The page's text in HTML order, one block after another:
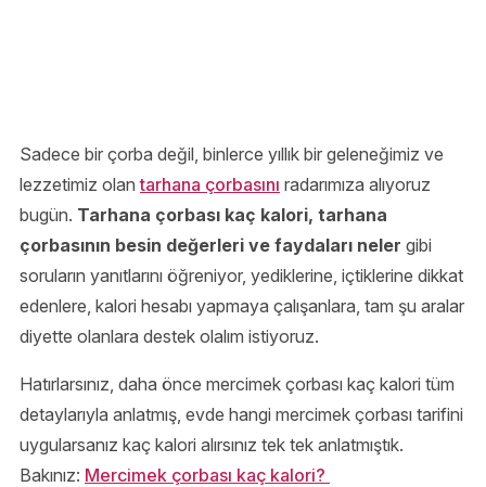
Sadece bir çorba değil, binlerce yıllık bir geleneğimiz ve
lezzetimiz olantarhana çorbasını radarımıza alıyoruz
bugün. Tarhana çorbası kaç kalori, tarhana
çorbasının besin değerleri ve faydaları neler gibi
soruların yanıtlarını öğreniyor, yediklerine, içtiklerine dikkat
edenlere, kalori hesabı yapmaya çalışanlara, tam şu aralar
diyette olanlara destek olalım istiyoruz.
Hatırlarsınız, daha önce mercimek çorbası kaç kalori tüm
detaylarıyla anlatmış, evde hangi mercimek çorbası tarifini
uygularsanız kaç kalori alırsınız tek tek anlatmıştık.
Bakınız: Mercimek çorbası kaç kalori?